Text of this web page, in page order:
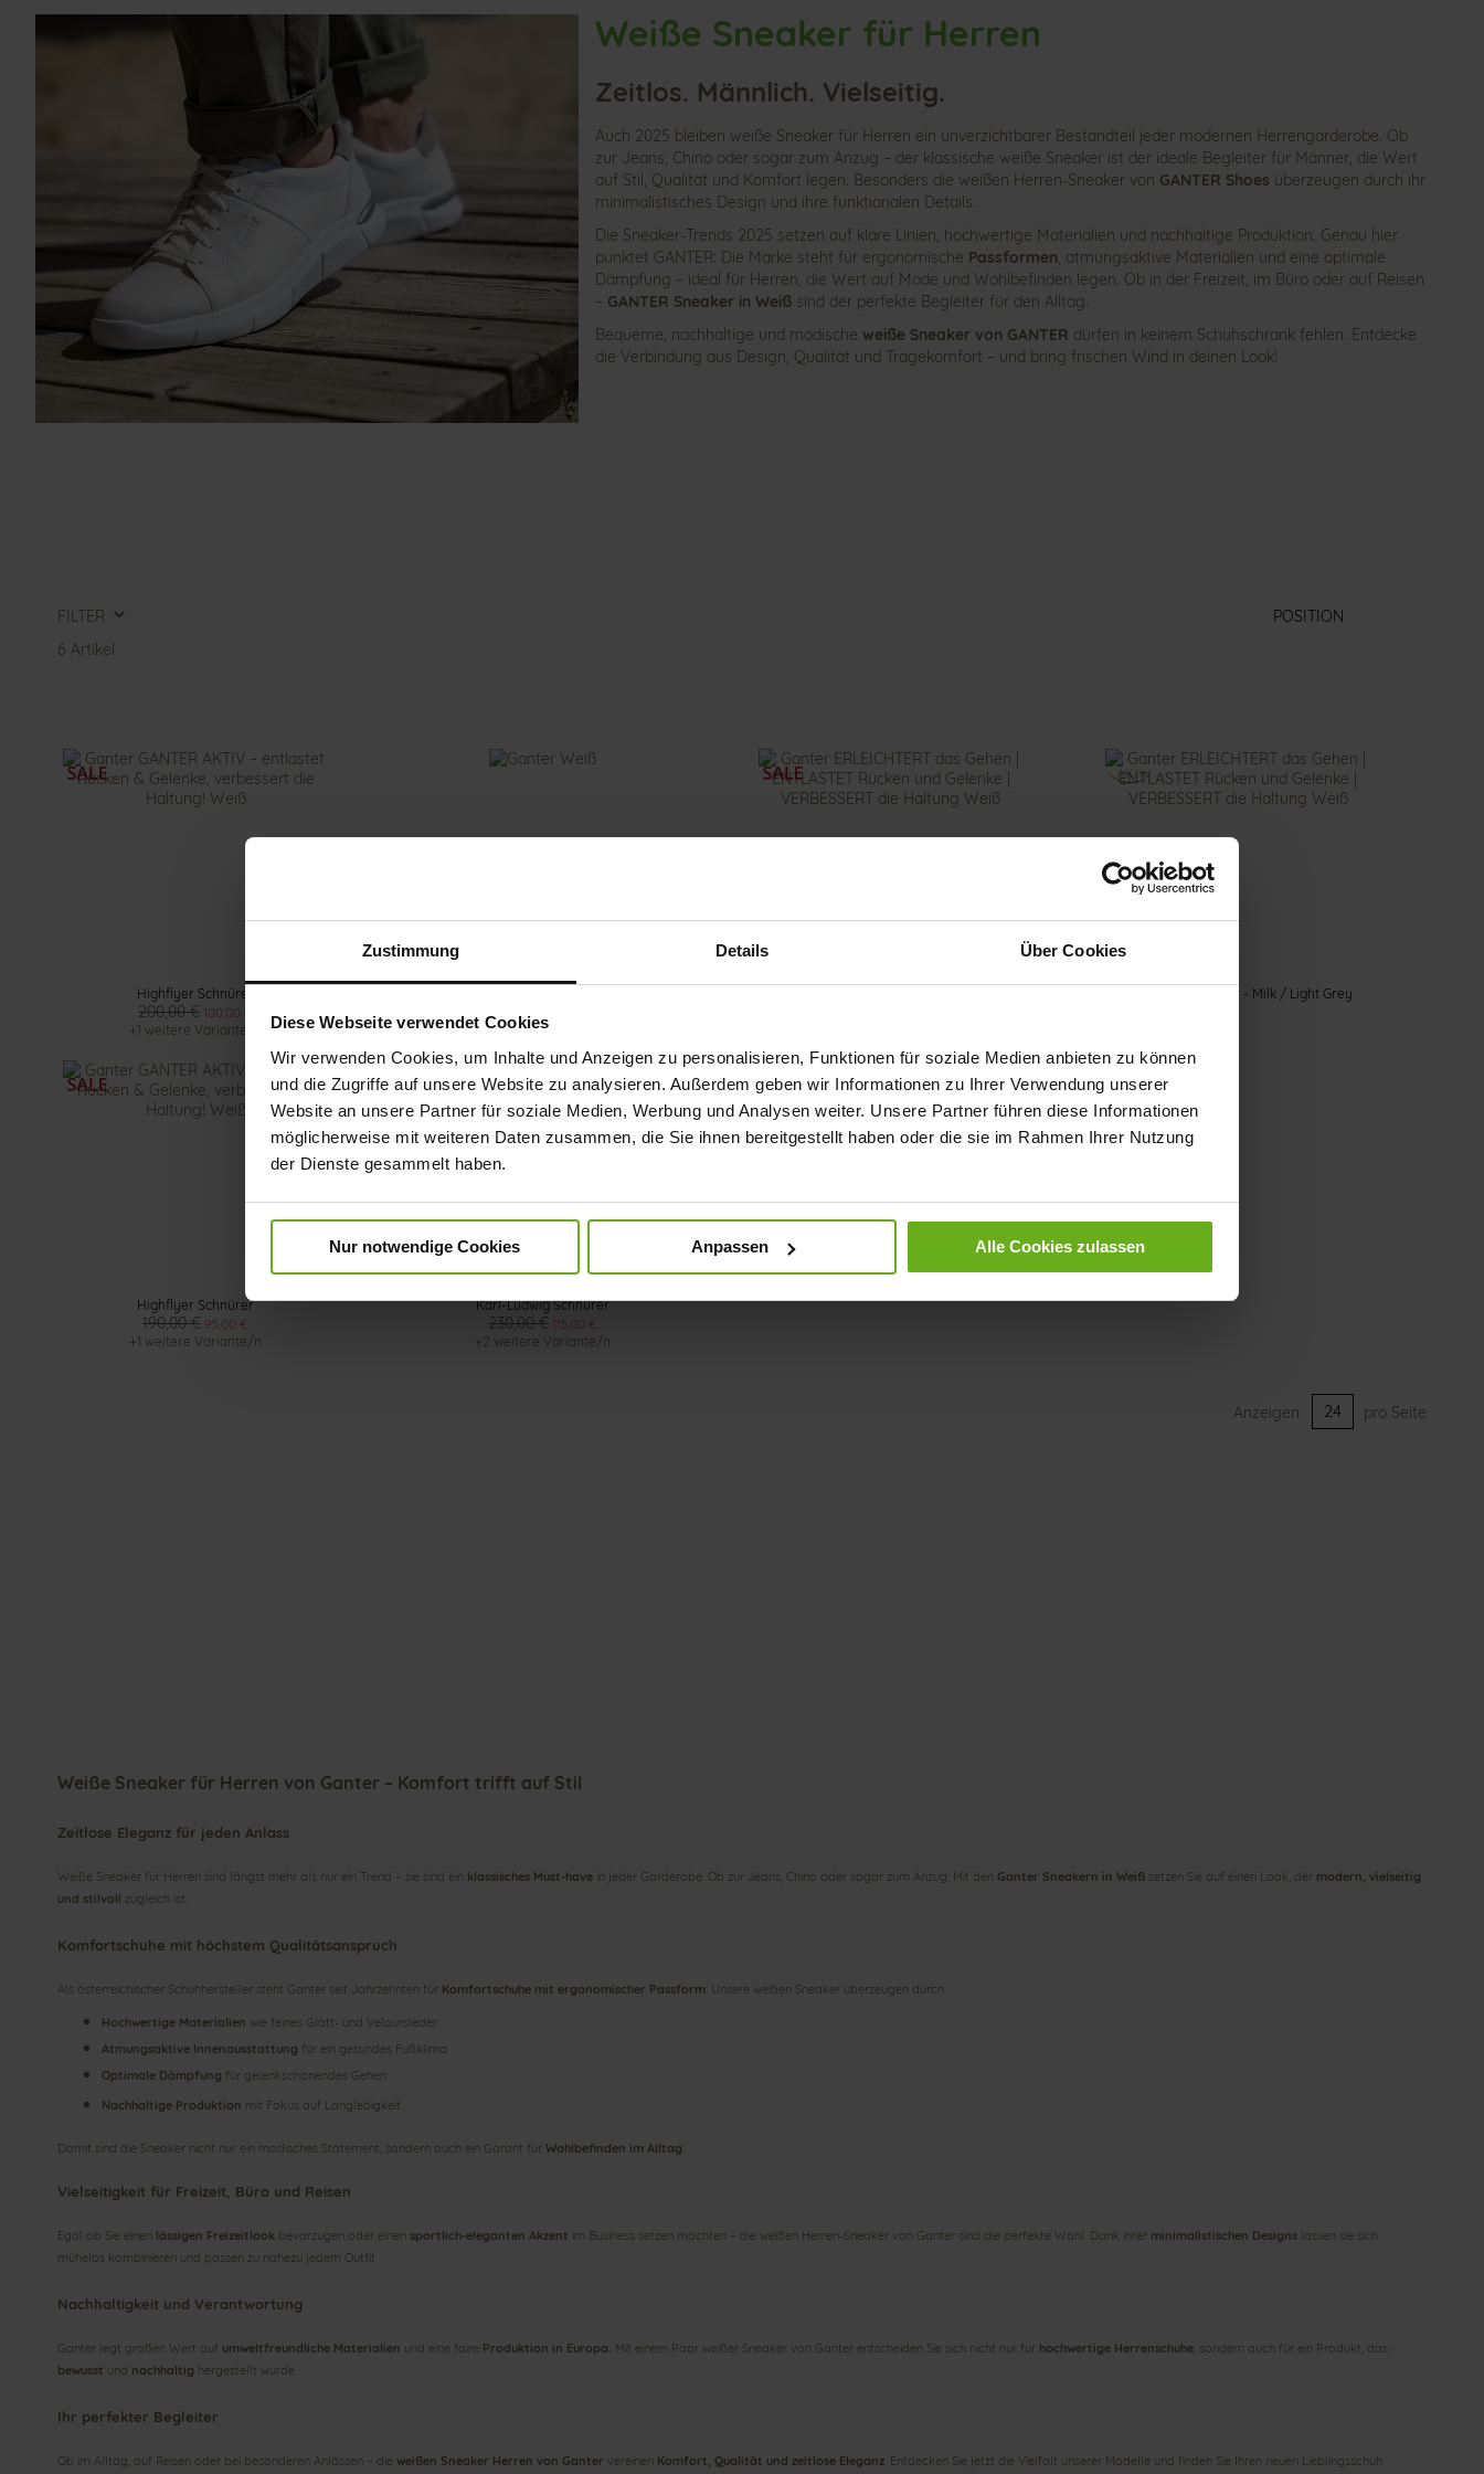
Zustimmung Details Über Cookies
Diese Webseite verwendet Cookies
Wir verwenden Cookies, um Inhalte und Anzeigen zu personalisieren, Funktionen für soziale Medien anbieten zu können
und die Zugriffe auf unsere Website zu analysieren. Außerdem geben wir Informationen zu Ihrer Verwendung unserer
Website an unsere Partner für soziale Medien, Werbung und Analysen weiter. Unsere Partner führen diese Informationen
möglicherweise mit weiteren Daten zusammen, die Sie ihnen bereitgestellt haben oder die sie im Rahmen Ihrer Nutzung
der Dienste gesammelt haben.
Nur notwendige Cookies Anpassen Alle Cookies zulassen
Weiße Sneaker für Herren
Zeitlos. Männlich. Vielseitig.
Auch 2025 bleiben weiße Sneaker für Herren ein unverzichtbarer Bestandteil jeder modernen Herrengarderobe. Ob
zur Jeans, Chino oder sogar zum Anzug – der klassische weiße Sneaker ist der ideale Begleiter für Männer, die Wert
auf Stil, Qualität und Komfort legen. Besonders die weißen Herren-Sneaker von GANTER Shoes überzeugen durch ihr
minimalistisches Design und ihre funktionalen Details.
Die Sneaker-Trends 2025 setzen auf klare Linien, hochwertige Materialien und nachhaltige Produktion. Genau hier
punktet GANTER: Die Marke steht für ergonomische Passformen, atmungsaktive Materialien und eine optimale
Dämpfung – ideal für Herren, die Wert auf Mode und Wohlbefinden legen. Ob in der Freizeit, im Büro oder auf Reisen
– GANTER Sneaker in Weiß sind der perfekte Begleiter für den Alltag.
Bequeme, nachhaltige und modische weiße Sneaker von GANTER dürfen in keinem Schuhschrank fehlen. Entdecke
die Verbindung aus Design, Qualität und Tragekomfort – und bring frischen Wind in deinen Look!
FILTER
6 Artikel
Highflyer Schnürer
200,00 € 100,00 €
+1 weitere Variante/n
Highflyer Schnürer - Milk / Light Grey
Highflyer Schnürer
190,00 € 95,00 €
+1 weitere Variante/n
Karl-Ludwig Schnürer
230,00 € 115,00 €
+2 weitere Variante/n
Anzeigen pro Seite
Weiße Sneaker für Herren von Ganter – Komfort trifft auf Stil
Zeitlose Eleganz für jeden Anlass
Weiße Sneaker für Herren sind längst mehr als nur ein Trend – sie sind ein klassisches Must-have in jeder Garderobe. Ob zur Jeans, Chino oder sogar zum Anzug: Mit den Ganter Sneakern in Weiß setzen Sie auf einen Look, der modern, vielseitig
und stilvoll zugleich ist.
Komfortschuhe mit höchstem Qualitätsanspruch
Als österreichischer Schuhhersteller steht Ganter seit Jahrzehnten für Komfortschuhe mit ergonomischer Passform . Unsere weißen Sneaker überzeugen durch:
Hochwertige Materialien wie feines Glatt- und Veloursleder
Atmungsaktive Innenausstattung für ein gesundes Fußklima
Optimale Dämpfung für gelenkschonendes Gehen
Nachhaltige Produktion mit Fokus auf Langlebigkeit
Damit sind die Sneaker nicht nur ein modisches Statement, sondern auch ein Garant für Wohlbefinden im Alltag
Vielseitigkeit für Freizeit, Büro und Reisen
Egal ob Sie einen lässigen Freizeitlook bevorzugen oder einen sportlich-eleganten Akzent im Business setzen möchten – die weißen Herren-Sneaker von Ganter sind die perfekte Wahl. Dank ihrer minimalistischen Designs lassen sie sich
mühelos kombinieren und passen zu nahezu jedem Outfit.
Nachhaltigkeit und Verantwortung
Ganter legt großen Wert auf umweltfreundliche Materialien und eine faire Produktion in Europa. Mit einem Paar weißer Sneaker von Ganter entscheiden Sie sich nicht nur für hochwertige Herrenschuhe , sondern auch für ein Produkt, das
bewusst und nachhaltig hergestellt wurde.
Ihr perfekter Begleiter
Ob im Alltag, auf Reisen oder bei besonderen Anlässen – die weißen Sneaker Herren von Ganter vereinen Komfort, Qualität und zeitlose Eleganz . Entdecken Sie jetzt die Vielfalt unserer Modelle und finden Sie Ihren neuen Lieblingsschuh.